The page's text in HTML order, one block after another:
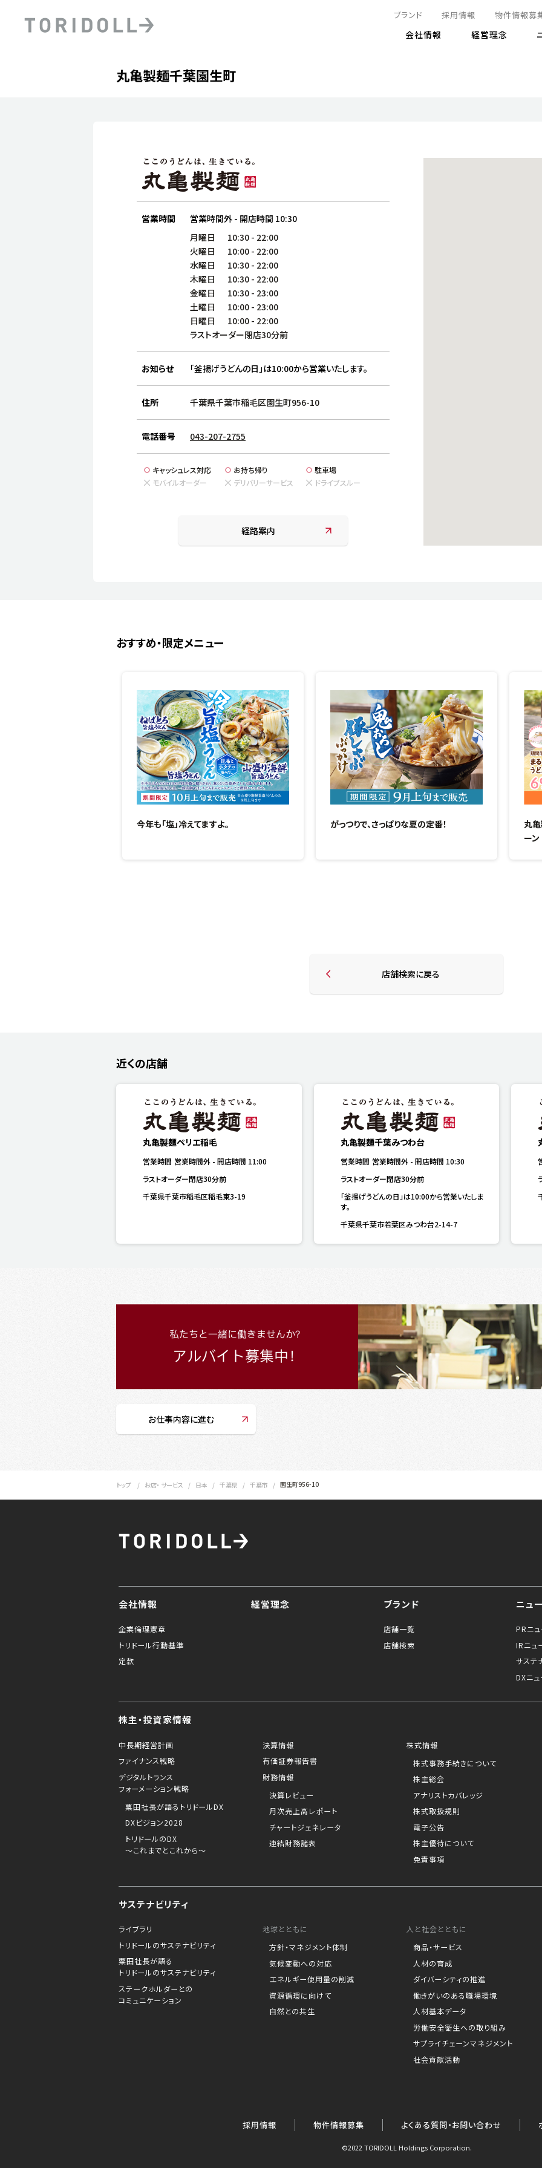
PRニュース
中長期経営計画
粟田社長が語るトリドールDX
DXビジョン2028
株式
ライブラリ
ステークホルダーとの
コミュニケーション
エネルギー使用量の削減
人と社会とともに
リス
ブランド 採用情報 物件情報募
会社情報 経営理念
丸亀製麺千葉園生町
営業時間 営業時間外 - 開店時間 10:30
月曜日 10:30 - 22:00
火曜日
10:00 - 22:00
水曜日
10:30 - 22:00
木曜日
10:30 - 22:00
金曜日
10:30 - 23:00
土曜日
10:00 - 23:00
日曜日
10:00 - 22:00
ラストオーダー閉店30分前
お知らせ 「釜揚げうどんの日」は10:00から営業いたします。
住所 千葉県千葉市稲毛区園生町956-10
電話番号 043-207-2755
キャッシュレス対応 お持ち帰り
駐車場
モバイルオーダー
デリバリーサービス ドライブスルー
経路案内
おすすめ・限定メニュー
今年も「塩」冷えてますよ。 がっつりで、さっぱりな夏の定番！
丸
ーン
店舗検索に戻る
近くの店舗
丸亀製麺ペリエ稲毛
営業時間 営業時間外 - 開店時間 11:00
ラストオーダー閉店30分前
千葉県千葉市稲毛区稲毛東3-19
丸亀製麺千葉みつわ台
営業時間 営業時間外- 開店時間 10:30
ラストオーダー閉店30分前
「釜揚げうどんの日」は10:00から営業いたしま
す。
千葉県千葉市若葉区みつわ台2-14-7
お仕事内容に進む
トップ お店・ サービス 日本 千葉県 千葉市 園生町956-10
会社情報
企業倫理憲章
トリドール行動基準
定款
経営理念 ブランド
店舗一覧
店舗検索
ニュ
PRニ
IRニュ
サステ
DXニ
株主・投資家情報
中長期経営計画
ファイナンス戦略
デジタルトランス
フォーメーション戦略
粟田社長が語るトリドールDX
DXビジョン2028
トリドールのDX
～これまでとこれから～
決算情報
有価証券報告書
財務情報
決算レビュー
月次売上高レポート
チャートジェネレータ
連結財務諸表
株式情報
株式事務手続きについて
株主総会
アナリストカバレッジ
株式取扱規則
電子公告
株主優待について
免責事項
サステナビリティ
ライブラリ
トリドールのサステナビリティ
粟田社長が語る
トリドールのサステナビリティ
ステークホルダーとの
コミュニケーション
地球とともに
方針・マネジメント体制
気候変動への対応
エネルギー使用量の削減
資源循環に向けて
自然との共生
人と社会とともに
商品・サービス
人材の育成
ダイバーシティの推進
働きがいのある職場環境
人材基本データ
労働安全衛生への取り組み
サプライチェーンマネジメント
社会貢献活動
採用情報 物件情報募集 よくある質問・お問い合わせ
©2022 TORIDOLL Holdings Corporation.